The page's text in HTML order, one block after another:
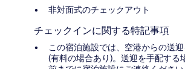
非対面式のチェックアウト
チェックインに関する特記事項
この宿泊施設では、空港からの送
(有料の場合あり)。送迎を手配する